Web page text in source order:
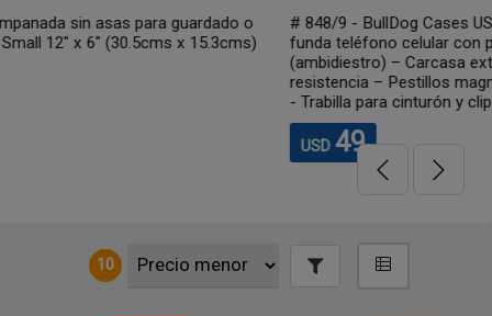
o
# 848/9 - BullDog Cases USA Funda vertical para arma
funda teléfono celular con presilla para cinturón y clip
(ambidiestro) – Carcasa exterior negra en DENIER de alta
resistencia – Pestillos magnéticos para abrir y cerrar
- Trabilla para cinturón y clip de metal para facilitar su...
10